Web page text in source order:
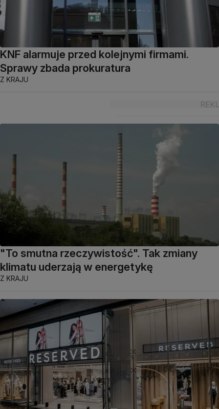
KNF alarmuje przed kolejnymi firmami.
Sprawy zbada prokuratura
Z KRAJU
"To smutna rzeczywistość". Tak zmiany
klimatu uderzają w energetykę
Z KRAJU